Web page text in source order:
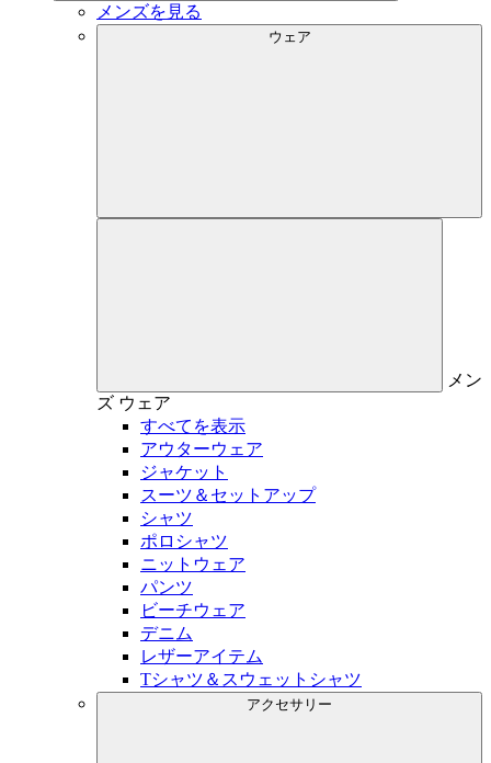
メンズを見る
ウェア
メン
ズ ウェア
すべてを表示
アウターウェア
ジャケット
スーツ＆セットアップ
シャツ
ポロシャツ
ニットウェア
パンツ
ビーチウェア
デニム
レザーアイテム
Tシャツ＆スウェットシャツ
アクセサリー